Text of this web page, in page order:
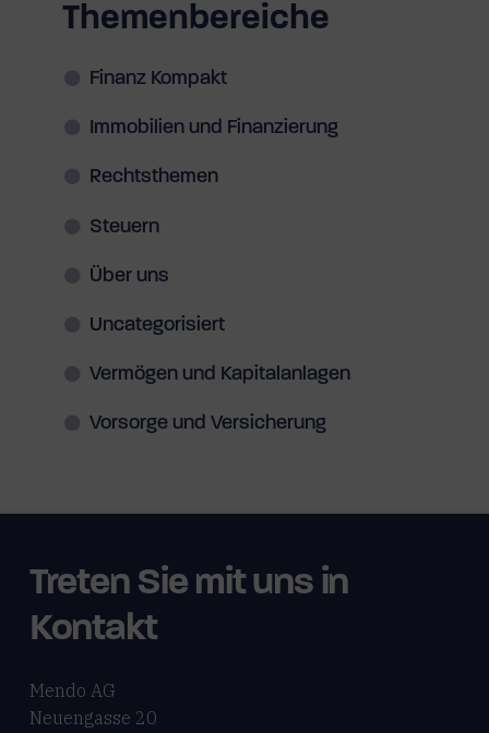
Themenbereiche
Finanz Kompakt
Immobilien und Finanzierung
Rechtsthemen
Steuern
Über uns
Uncategorisiert
Vermögen und Kapitalanlagen
Vorsorge und Versicherung
Treten Sie mit uns in
Kontakt
Mendo AG
Neuengasse 20